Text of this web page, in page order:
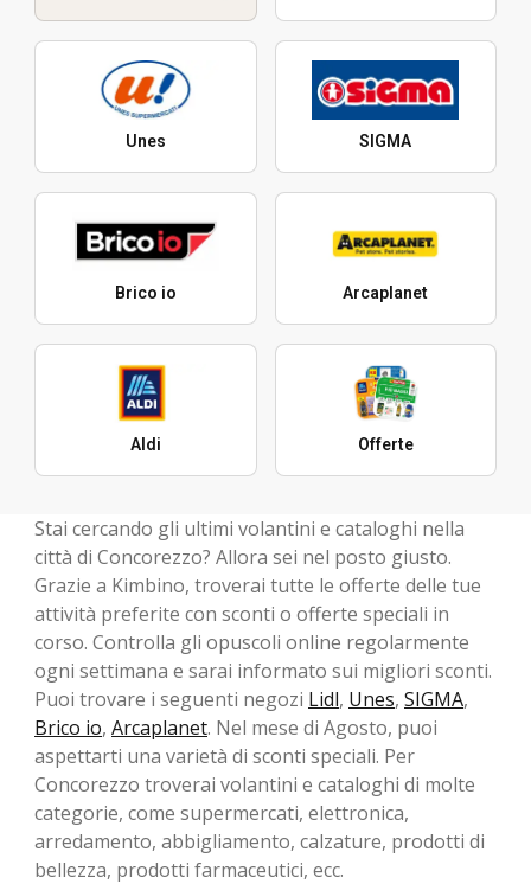
Unes SIGMA
Brico io Arcaplanet
Aldi Offerte
Stai cercando gli ultimi volantini e cataloghi nella
città di Concorezzo? Allora sei nel posto giusto.
Grazie a Kimbino, troverai tutte le offerte delle tue
attività preferite con sconti o offerte speciali in
corso. Controlla gli opuscoli online regolarmente
ogni settimana e sarai informato sui migliori sconti.
Puoi trovare i seguenti negozi Lidl, Unes, SIGMA,
Brico io, Arcaplanet. Nel mese di Agosto, ​​puoi
aspettarti una varietà di sconti speciali. Per
Concorezzo troverai volantini e cataloghi di molte
categorie, come supermercati, elettronica,
arredamento, abbigliamento, calzature, prodotti di
bellezza, prodotti farmaceutici, ecc.